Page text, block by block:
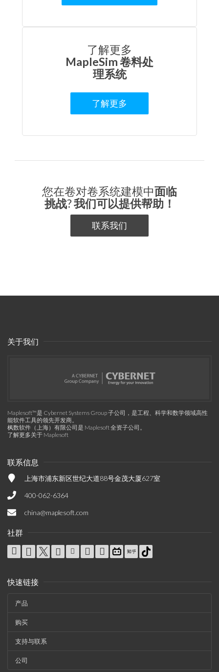
了解更多
MapleSim 卷料处
理系统
了解更多
您在卷对卷系统建模中面临
挑战?我们可以提供帮助！
联系我们
关于我们
Maplesoft™是 Cybernet Systems Group 子公司，是工程、科学和数学领域高性
能软件工具的领先开发商。
枫数软件（上海）有限公司是 Maplesoft 全资子公司。
了解更多关于 Maplesoft
联系信息
上海市浦东新区世纪大道88号金茂大厦627室
400-062-6364
china@maplesoft.com
社群
快速链接
产品
购买
支持与联系
公司